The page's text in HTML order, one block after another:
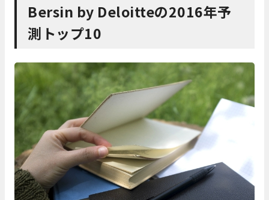
Bersin by Deloitteの2016年予
測トップ10